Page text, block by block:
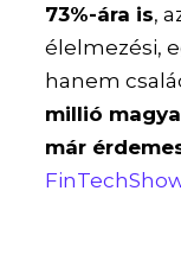
73%-ára is,
élelmezési,
hanem
millió
már